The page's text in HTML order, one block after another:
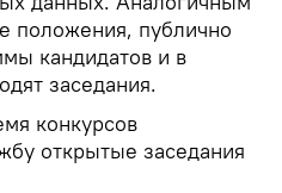
положения, публично
кандидатов и в
заседания.
конкурсов
открытые заседания